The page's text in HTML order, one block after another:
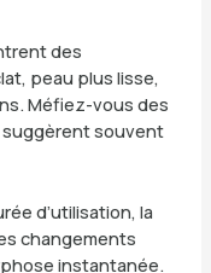
des
peau plus lisse,
Méfiez-vous des
souvent
d’utilisation, la
changements
instantanée.